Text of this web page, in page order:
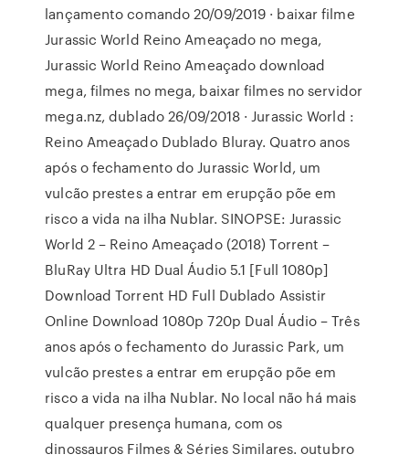
lançamento comando 20/09/2019 · baixar filme
Jurassic World Reino Ameaçado no mega,
Jurassic World Reino Ameaçado download
mega, filmes no mega, baixar filmes no servidor
mega.nz, dublado 26/09/2018 · Jurassic World :
Reino Ameaçado Dublado Bluray. Quatro anos
após o fechamento do Jurassic World, um
vulcão prestes a entrar em erupção põe em
risco a vida na ilha Nublar. SINOPSE: Jurassic
World 2 – Reino Ameaçado (2018) Torrent –
BluRay Ultra HD Dual Áudio 5.1 [Full 1080p]
Download Torrent HD Full Dublado Assistir
Online Download 1080p 720p Dual Áudio – Três
anos após o fechamento do Jurassic Park, um
vulcão prestes a entrar em erupção põe em
risco a vida na ilha Nublar. No local não há mais
qualquer presença humana, com os
dinossauros Filmes & Séries Similares. outubro